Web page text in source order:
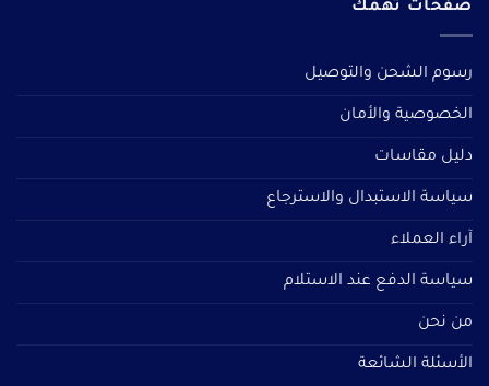
صفحات تهمك
رسوم الشحن والتوصيل
الخصوصية والأمان
دليل مقاسات
سياسة الاستبدال والاسترجاع
آراء العملاء
سياسة الدفع عند الاستلام
من نحن
الأسئلة الشائعة